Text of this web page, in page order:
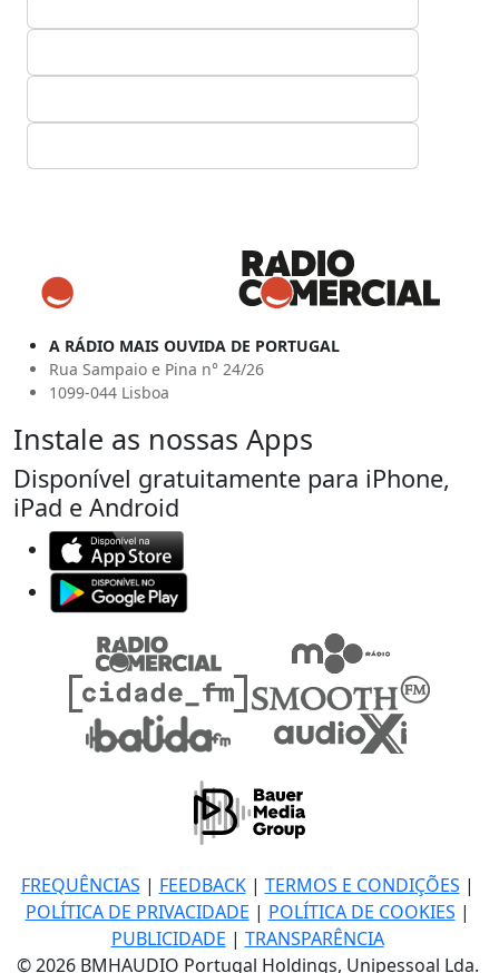
A RÁDIO MAIS OUVIDA DE PORTUGAL
Rua Sampaio e Pina n° 24/26
1099-044 Lisboa
Instale as nossas Apps
Disponível gratuitamente para iPhone,
iPad e Android
FREQUÊNCIAS | FEEDBACK| TERMOS E CONDIÇÕES |
POLÍTICA DE PRIVACIDADE | POLÍTICA DE COOKIES |
PUBLICIDADE | TRANSPARÊNCIA
© 2026 BMHAUDIO Portugal Holdings, Unipessoal Lda.